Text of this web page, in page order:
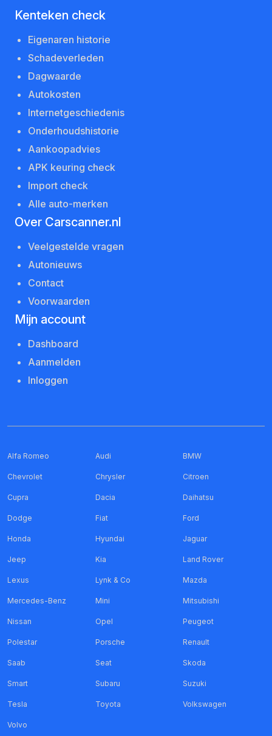
Kenteken check
Eigenaren historie
Schadeverleden
Dagwaarde
Autokosten
Internetgeschiedenis
Onderhoudshistorie
Aankoopadvies
APK keuring check
Import check
Alle auto-merken
Over Carscanner.nl
Veelgestelde vragen
Autonieuws
Contact
Voorwaarden
Mijn account
Dashboard
Aanmelden
Inloggen
Alfa Romeo Audi BMW
Chevrolet Chrysler Citroen
Cupra Dacia Daihatsu
Dodge Fiat Ford
Honda Hyundai Jaguar
Jeep Kia Land Rover
Lexus Lynk & Co Mazda
Mercedes-Benz Mini Mitsubishi
Nissan Opel Peugeot
Polestar Porsche Renault
Saab Seat Skoda
Smart Subaru Suzuki
Tesla Toyota Volkswagen
Volvo